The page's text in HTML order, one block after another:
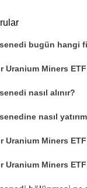
bugün hangi
Uranium Miners
nasıl alınır?
nasıl yatırım
Uranium Miners
Uranium Miners